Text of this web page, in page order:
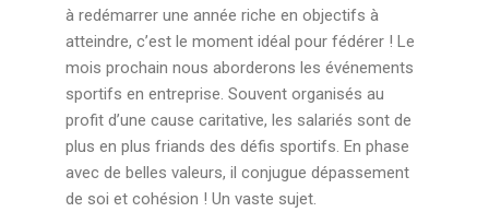
à redémarrer une année riche en objectifs à
atteindre, c’est le moment idéal pour fédérer ! Le
mois prochain nous aborderons les événements
sportifs en entreprise. Souvent organisés au
profit d’une cause caritative, les salariés sont de
plus en plus friands des défis sportifs. En phase
avec de belles valeurs, il conjugue dépassement
de soi et cohésion ! Un vaste sujet.